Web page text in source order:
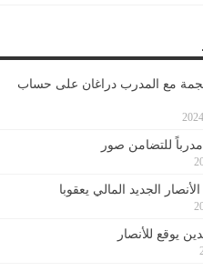
مع المدرب دراغان على حساب
للتضامن صور
الجديد المالي يعقوبا
يوقع للأنصار